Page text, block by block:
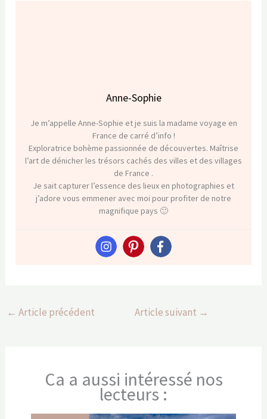
Anne-Sophie
Je m’appelle Anne-Sophie et je suis la madame voyage en
France de carré d’info !
Exploratrice bohème passionnée de découvertes. Maîtrise
l’art de dénicher les trésors cachés des villes et des villages
de France .
Je sait capturer l’essence des lieux en photographies et
j’adore vous emmener avec moi pour profiter de notre
magnifique pays 🙂
← Article précédent Article suivant →
Ca a aussi intéressé nos
lecteurs :